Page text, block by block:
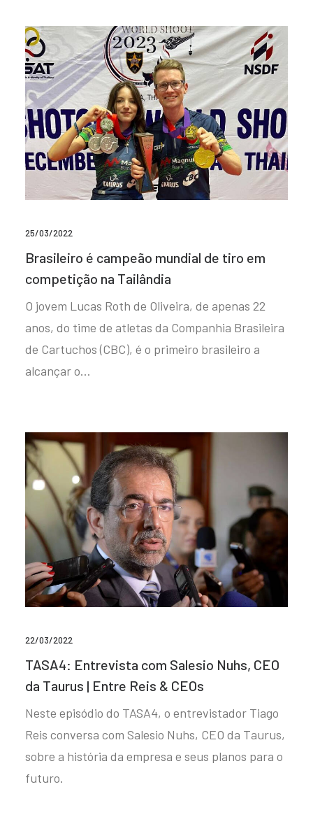
25/03/2022
Brasileiro é campeão mundial de tiro em
competição na Tailândia
O jovem Lucas Roth de Oliveira, de apenas 22
anos, do time de atletas da Companhia Brasileira
de Cartuchos (CBC), é o primeiro brasileiro a
alcançar o…
22/03/2022
TASA4: Entrevista com Salesio Nuhs, CEO
da Taurus | Entre Reis & CEOs
Neste episódio do TASA4, o entrevistador Tiago
Reis conversa com Salesio Nuhs, CEO da Taurus,
sobre a história da empresa e seus planos para o
futuro.